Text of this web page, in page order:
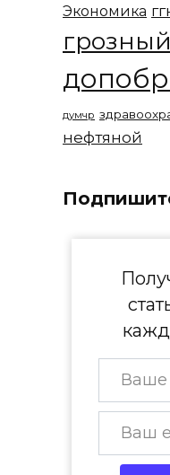
Экономика
думчр
нефтяной